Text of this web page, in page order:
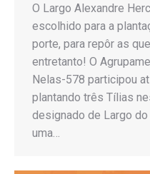
O Largo Alexandre
escolhido para a
porte, para repôr as
entretanto! O
Nelas-578 participou
plantando três Tílias
designado de Largo
uma…